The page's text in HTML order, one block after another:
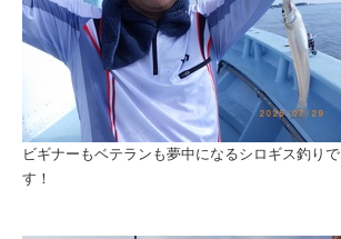
ビギナーもベテランも夢中になるシロギス釣りで
す！